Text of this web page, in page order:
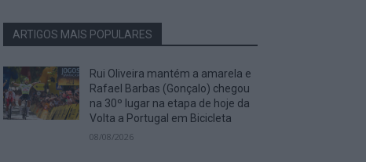
ARTIGOS MAIS POPULARES
Rui Oliveira mantém a amarela e
Rafael Barbas (Gonçalo) chegou
na 30º lugar na etapa de hoje da
Volta a Portugal em Bicicleta
08/08/2026